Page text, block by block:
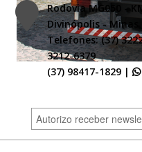
Rodovia MG050 -
Divinópolis - Minas
Telefones: (37)
3212-6379
(37) 98417-1829 |